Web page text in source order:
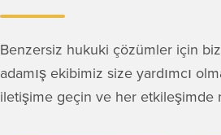
Benzersiz hukuki çözümler için
adamış ekibimiz size yardımcı
iletişime geçin ve her